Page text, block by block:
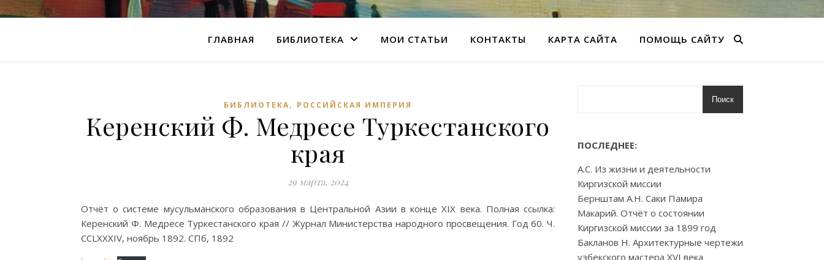
ГЛАВНАЯ БИБЛИОТЕКА МОИ СТАТЬИ КОНТАКТЫ КАРТА САЙТА ПОМОЩЬ САЙТУ
БИБЛИОТЕКА, РОССИЙСКАЯ ИМПЕРИЯ
Керенский Ф. Медресе Туркестанского
края
29 марта, 2024
Отчёт о системе мусульманского образования в Центральной Азии в конце XIX века. Полная ссылка:
Керенский Ф. Медресе Туркестанского края // Журнал Министерства народного просвещения. Год 60. Ч.
CCLXXXIV, ноябрь 1892. СПб, 1892
Поиск
ПОСЛЕДНЕЕ:
А.С. Из жизни и деятельности
Киргизской миссии
Бернштам А.Н. Саки Памира
Макарий. Отчёт о состоянии
Киргизской миссии за 1899 год
Бакланов Н. Архитектурные чертежи
узбекского мастера XVI века